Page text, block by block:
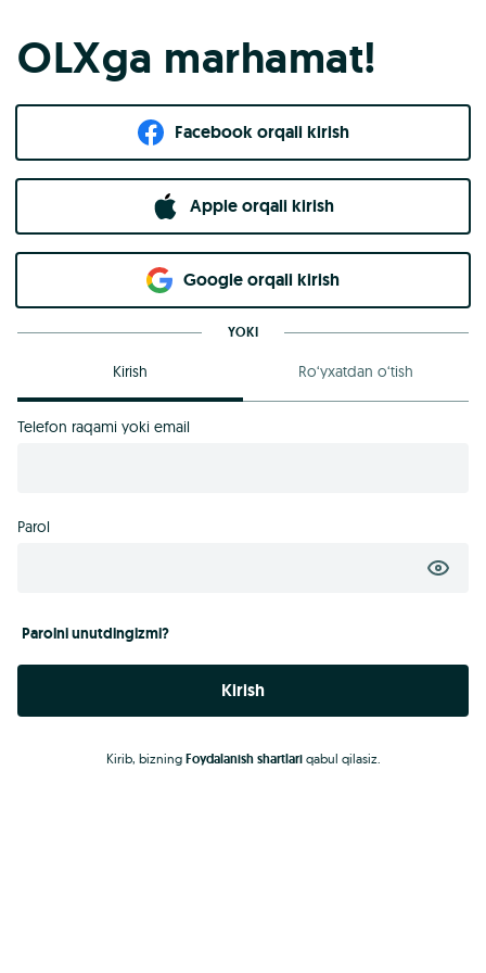
OLXga marhamat!
Facebook orqali kirish​
Apple orqali kirish
Goo​g​le orqali kirish
YOKI
Kirish Ro‘yxatdan o‘tish
Telefon raqami yoki email
Parol
Parolni unutdingizmi?
Kirish
Kirib, bizning Foydalanish shartlariqabul qilasiz.